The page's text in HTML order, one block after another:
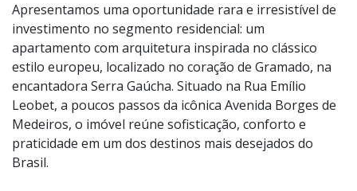
Apresentamos uma oportunidade rara e irresistível de
investimento no segmento residencial: um
apartamento com arquitetura inspirada no clássico
estilo europeu, localizado no coração de Gramado, na
encantadora Serra Gaúcha. Situado na Rua Emílio
Leobet, a poucos passos da icônica Avenida Borges de
Medeiros, o imóvel reúne sofisticação, conforto e
praticidade em um dos destinos mais desejados do
Brasil.